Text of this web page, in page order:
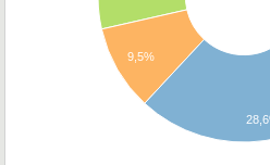
9,5%